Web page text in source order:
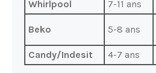
Whirlpool
7-11 ans
Beko 5-8 ans
Candy/Indesit
4-7 ans